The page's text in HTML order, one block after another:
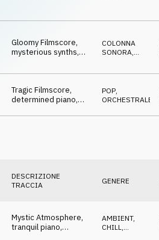
Gloomy Filmscore,
mysterious synths,
COLONNA
SONORA
Tragic Filmscore,
determined piano,
POP
ORCHESTRALE
DESCRIZIONE
TRACCIA
GENERE
Mystic Atmosphere,
tranquil piano,
AMBIENT,
CHILL